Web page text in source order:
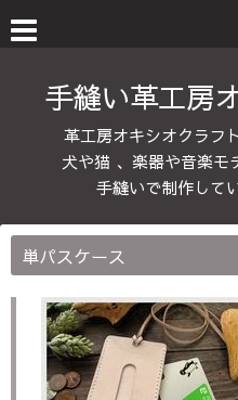
手縫い革工房
革工房オキシオクラフ
犬や猫 、楽器や音楽モ
手縫いで制作して
単パスケース